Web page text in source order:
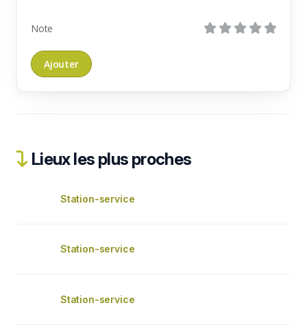
Note
Lieux les plus proches
Station-service
Station-service
Station-service